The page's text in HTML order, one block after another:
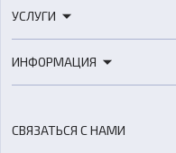
3D-сканеры
Расходные материалы
Оборудование и
Аксессуары и прочее
УСЛУГИ
3D-моделирование
ИНФОРМАЦИЯ
СВЯЗАТЬСЯ С НАМИ